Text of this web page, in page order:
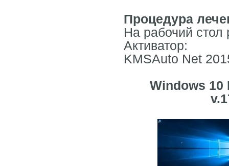
Процедура
На рабочий стол
Активатор:
KMSAuto Net
Windows 10